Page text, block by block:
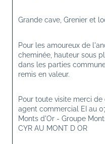
Grande cave, Grenier et
Pour les amoureux de
cheminée, hauteur sous
dans les parties
remis en valeur.
Pour toute visite merci
agent commercial EI au
Monts d'Or - Groupe
CYR AU MONT D OR